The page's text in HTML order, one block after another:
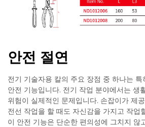
안전 절연
전기 기술자용 칼의 주요 장점 중 하나는
안전 기능입니다. 전기 작업 분야에서는 생
위험이 실제적인 문제입니다. 손잡이가 제
전선 작업을 할 때도 자신감을 가지고 작업
이 안전 기능은 단순한 편의성에 그치지 않